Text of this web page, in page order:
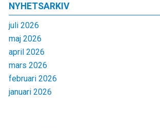
NYHETSARKIV
juli 2026
maj 2026
april 2026
mars 2026
februari 2026
januari 2026